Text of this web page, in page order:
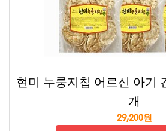
현미 누룽지칩 어르신 아기
개
29,200원